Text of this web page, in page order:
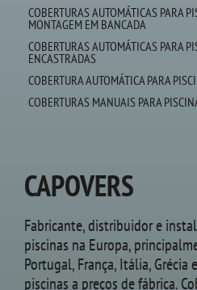
COBERTURAS AUTOMÁTICAS PARA
MONTAGEM EM BANCADA
COBERTURAS AUTOMÁTICAS PARA
ENCASTRADAS
COBERTURA AUTOMÁTICA PARA
COBERTURAS MANUAIS PARA
CAPOVERS
Fabricante, distribuidor e
piscinas na Europa,
Portugal, França, Itália, Grécia
piscinas a preços de fábrica.